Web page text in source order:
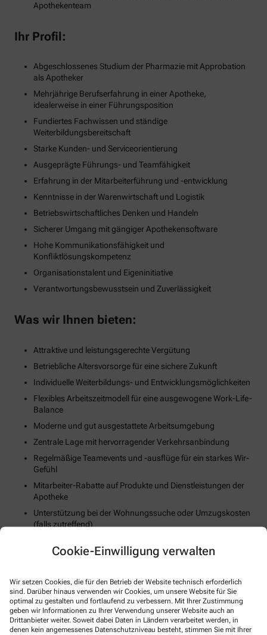
Cookie-Einwilligung verwalten
Wir setzen Cookies, die für den Betrieb der Website technisch erforderlich
sind. Darüber hinaus verwenden wir Cookies, um unsere Website für Sie
optimal zu gestalten und fortlaufend zu verbessern. Mit Ihrer Zustimmung
geben wir Informationen zu Ihrer Verwendung unserer Website auch an
Drittanbieter weiter. Soweit dabei Daten in Ländern verarbeitet werden, in
denen kein angemessenes Datenschutzniveau besteht, stimmen Sie mit Ihrer
Apothekenteam
Ihr Profil:
Abgeschlossenes Studium der Pharmazie mit Approbation
als Apotheker
Mehrjährige Berufserfahrung in einer Apotheke,
idealerweise in einer Führungsposition
Fundiertes Fachwissen und ständige
Weiterbildungsbereitschaft
Starke Kunden- und Serviceorientierung
Ausgeprägte Führungs- und Teamfähigkeit
Erfahrung in der Mitarbeiterführung und -entwicklung
Kenntnisse in der Warenwirtschaft und Logistik
Betriebswirtschaftliches Denken und Handeln
Sicherer Umgang mit gängiger Apothekensoftware
Hohe Kommunikationsfähigkeit und
Konfliktlösungskompetenz
Organisationstalent und Eigeninitiative
Verantwortungsbewusstsein und Zuverlässigkeit
Was wir Ihnen bieten:
Attraktive und leistungsgerechte Vergütung
Betriebliche Altersvorsorge für eine sichere Zukunft
Individuelle Weiterbildungs- und Entwicklungsmöglichkeiten
Flexibles Arbeitszeitmodell für eine ausgewogene Work-Life-
Balance
Moderne und gut ausgestattete Arbeitsumgebung
Zentrale Lage mit hervorragender Verkehrsanbindung
Regelmäßige Teamevents und -ausflüge für ein starkes Wir-
Gefühl
Mitarbeiter-Rabatte auf Produkte und Dienstleistungen der
Apotheke
Unterstützung bei der Wohnungssuche oder Umzugskosten
(falls zutreffend)
Gesundheits- und Fitnessangebote zur Stärkung des
So können Sie sich bewerben
E-Mail